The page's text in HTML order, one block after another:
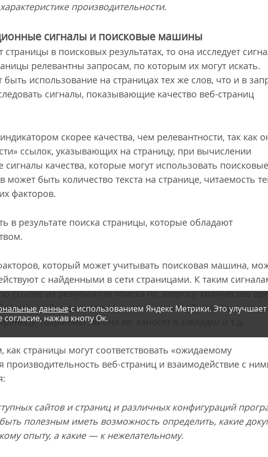
производительности.
сигналы и поисковые машины
в поисковых результатах, то она исследует
релевантны запросам, по которым их могут искать.
использование на страницах тех же слов, что и в
сигналы, показывающие качество веб-страниц
скорее качества, чем релевантности, так как
ссылок, указывающих на страницу, при вычислении
качества, которые могут использовать
быть количество текста на странице, читаемость
факторов.
в результате поиска страницы, которые обладают
который может учитывать поисковая машина,
с найденными в сети страницами. К таким
ссылке из результатов поиска по запросу, количество
сайте до возвращения к поисковой машине; как
сохраняют ли они ее, заносят в закладки и т.д.
страницы могут соответствовать «ожидаемому
производительность веб-страниц и взаимодействие с
сайтов и страниц и различных конфигураций
полезным иметь возможность определить, какие
опыту, а какие — к нежелательному.
данныес использованием Яндекс Метрики. Это улучшает
нажав кнопу Ок.